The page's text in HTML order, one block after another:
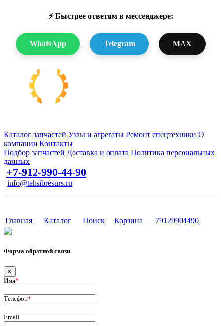
⚡ Быстрее ответим в мессенджере:
WhatsApp Telegram MAX
Каталог запчастей Узлы и агрегаты Ремонт спецтехники О
компании Контакты
Подбор запчастей Доставка и оплата Политика персональных
данных
+7-912-990-44-90
info@tehsibresurs.ru
Главная Каталог Поиск Корзина 79129904490
Форма обратной связи
×
Имя*
Телефон*
Email